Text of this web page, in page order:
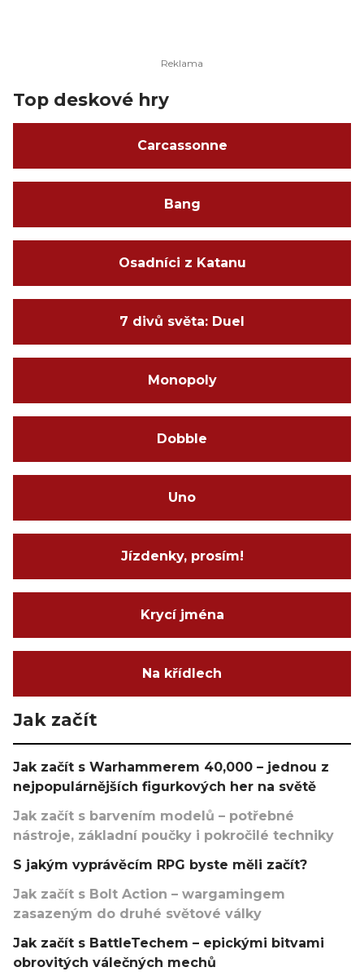
Top deskové hry
Carcassonne
Bang
Osadníci z Katanu
7 divů světa: Duel
Monopoly
Dobble
Uno
Jízdenky, prosím!
Krycí jména
Na křídlech
Jak začít
Jak začít s Warhammerem 40,000 – jednou z
nejpopulárnějších figurkových her na světě
Jak začít s barvením modelů – potřebné
nástroje, základní poučky i pokročilé techniky
S jakým vyprávěcím RPG byste měli začít?
Jak začít s Bolt Action – wargamingem
zasazeným do druhé světové války
Jak začít s BattleTechem – epickými bitvami
obrovitých válečných mechů